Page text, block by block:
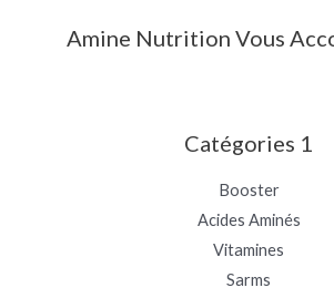
Amine Nutrition Vous
Catégories 1
Booster
Acides Aminés
Vitamines
Sarms